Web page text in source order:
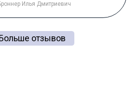
Илья Дмитриевич
отзывов